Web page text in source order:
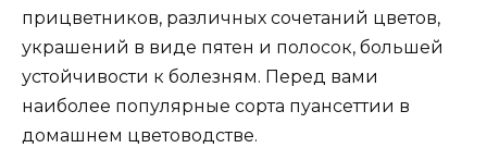
прицветников, различных сочетаний цветов,
украшений в виде пятен и полосок, большей
устойчивости к болезням. Перед вами
наиболее популярные сорта пуансеттии в
домашнем цветоводстве.